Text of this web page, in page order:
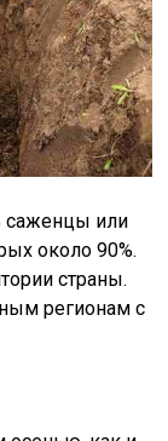
саженцы или
около 90%.
страны.
регионам с